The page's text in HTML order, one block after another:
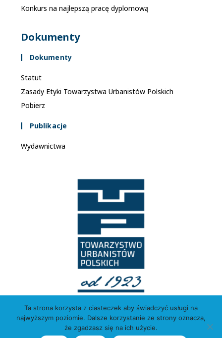
Konkurs na najlepszą pracę dyplomową
Dokumenty
Dokumenty
Statut
Zasady Etyki Towarzystwa Urbanistów Polskich
Pobierz
Publikacje
Wydawnictwa
Ta strona korzysta z ciasteczek aby świadczyć usługi na
najwyższym poziomie. Dalsze korzystanie ze strony oznacza,
że zgadzasz się na ich użycie.